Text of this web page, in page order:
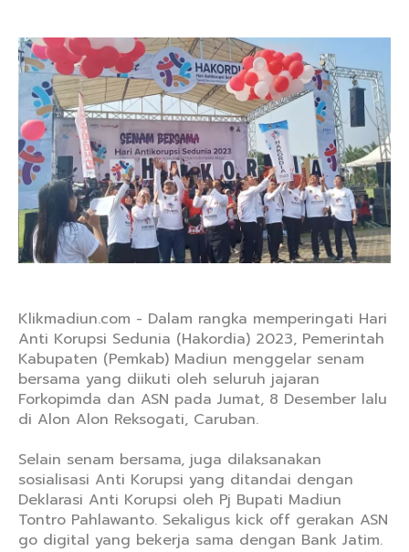
Klikmadiun.com - Dalam rangka memperingati Hari
Anti Korupsi Sedunia (Hakordia) 2023, Pemerintah
Kabupaten (Pemkab) Madiun menggelar senam
bersama yang diikuti oleh seluruh jajaran
Forkopimda dan ASN pada Jumat, 8 Desember lalu
di Alon Alon Reksogati, Caruban.
Selain senam bersama, juga dilaksanakan
sosialisasi Anti Korupsi yang ditandai dengan
Deklarasi Anti Korupsi oleh Pj Bupati Madiun
Tontro Pahlawanto. Sekaligus kick off gerakan ASN
go digital yang bekerja sama dengan Bank Jatim.